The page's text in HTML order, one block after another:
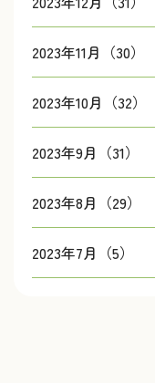
2023年11月（30）
2023年10月（32）
2023年9月（31）
2023年8月（29）
2023年7月（5）